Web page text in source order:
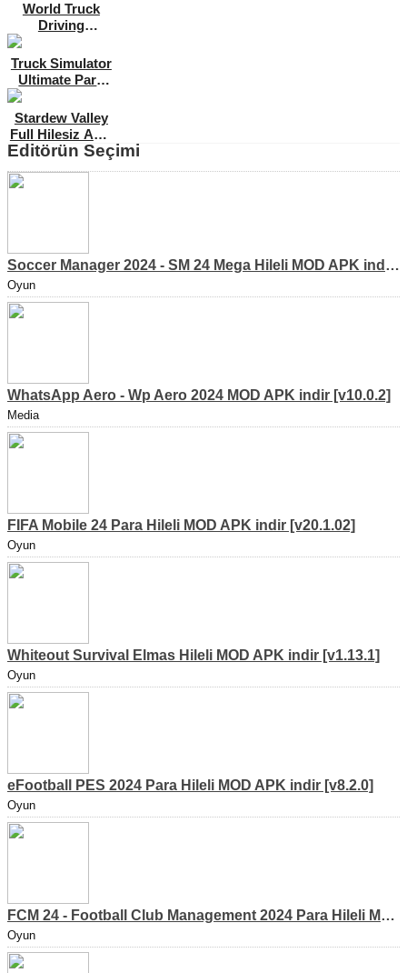
World Truck
Driving
Simulator Para
Hileli MOD APK
[v1.325]
Truck Simulator
Ultimate Para
Hileli Full MOD
APK [v1.2.0]
Stardew Valley
Full Hilesiz APK
[v1.5.6.52]
Editörün Seçimi
Soccer Manager 2024 - SM 24 Mega Hileli MOD APK indir [v3.0.0]
Oyun
WhatsApp Aero - Wp Aero 2024 MOD APK indir [v10.0.2]
Media
FIFA Mobile 24 Para Hileli MOD APK indir [v20.1.02]
Oyun
Whiteout Survival Elmas Hileli MOD APK indir [v1.13.1]
Oyun
eFootball PES 2024 Para Hileli MOD APK indir [v8.2.0]
Oyun
FCM 24 - Football Club Management 2024 Para Hileli MOD APK indir [v1.0.4]
Oyun